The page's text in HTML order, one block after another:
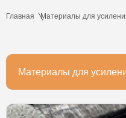
Главная Материалы для
Материалы для